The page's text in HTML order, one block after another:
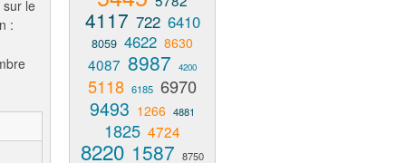
sur le
:
4117 722 6410
8059 4622 8630
4087 8987 4200
5118 6185 6970
9493 1266 4881
1825 4724
8220 1587 8750